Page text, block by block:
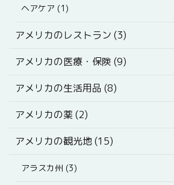
ヘアケア (1)
アメリカのレストラン (3)
アメリカの医療・保険 (9)
アメリカの生活用品 (8)
アメリカの薬 (2)
アメリカの観光地 (15)
アラスカ州 (3)